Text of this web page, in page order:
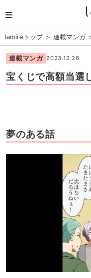
lamireトップ＞ 連載マンガ
連載マンガ 2023.12.26
宝くじで高額当選
夢のある話